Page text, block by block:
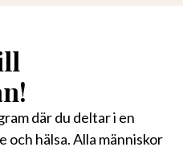
där du deltar i en
hälsa. Alla människor